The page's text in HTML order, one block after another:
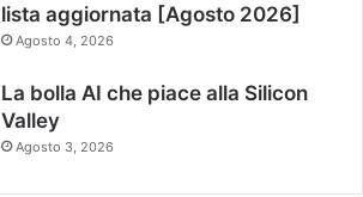
lista aggiornata [Agosto 2026]
Agosto 4, 2026
La bolla AI che piace alla Silicon
Valley
Agosto 3, 2026